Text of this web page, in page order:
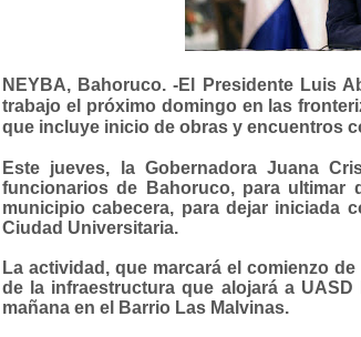
NEYBA, Bahoruco. -El Presidente Luis
trabajo el próximo domingo en las
que incluye inicio de obras y encuentros
Este jueves, la Gobernadora Juana
funcionarios de Bahoruco, para ultimar
municipio cabecera, para dejar iniciada
Ciudad Universitaria.
La actividad, que marcará el comienzo
de la infraestructura que alojará a
mañana en el Barrio Las Malvinas.